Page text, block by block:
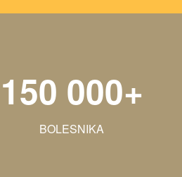
150 000+
BOLESNIKA